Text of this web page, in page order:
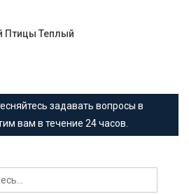
Птицы Теплый
задавать вопросы в
вам в течение 24 часов.